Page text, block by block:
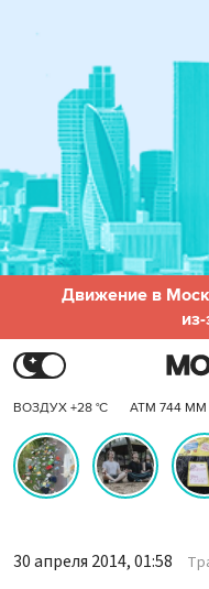
Движение в
ВОЗДУХ +28 °C АТМ 744 ММ
30 апреля 2014, 01:58